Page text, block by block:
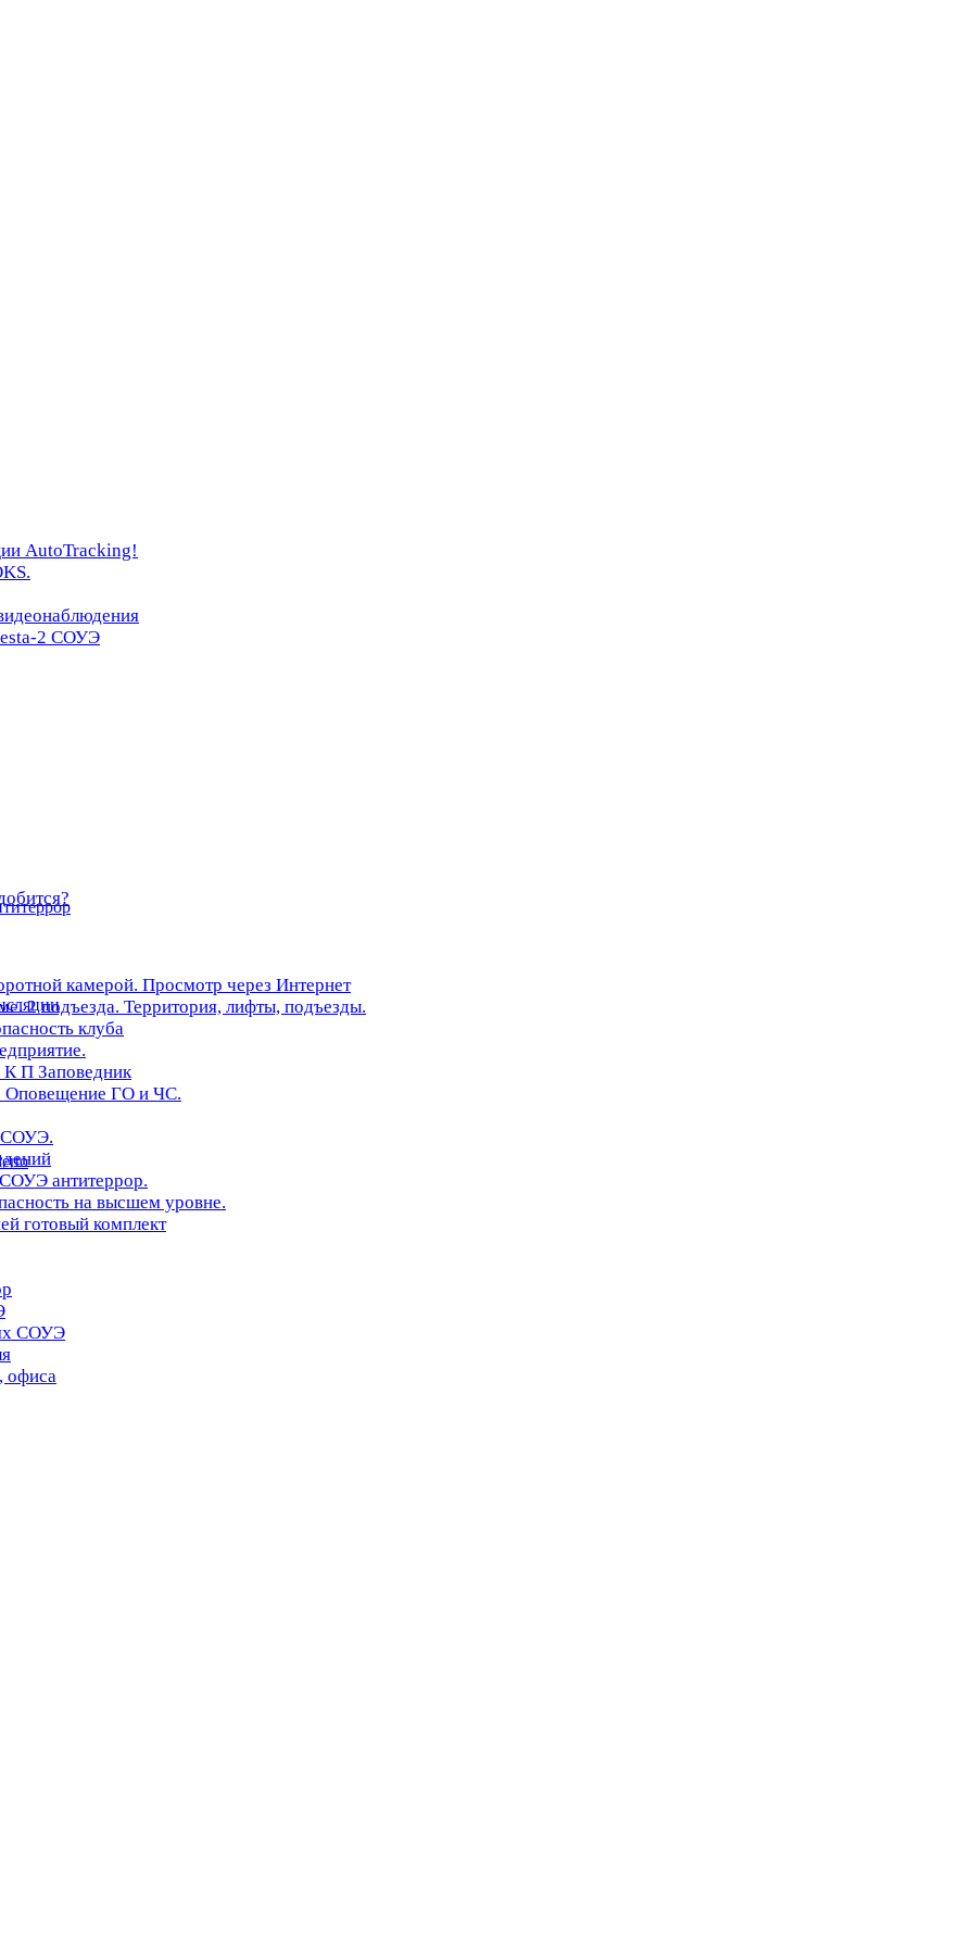
AutoTracking!
2 СОУЭ
камерой. Просмотр через Интернет
2 подъезда. Территория, лифты, подъезды.
клуба
П Заповедник
Оповещение ГО и ЧС.
СОУЭ.
антитеррор.
на высшем уровне.
готовый комплект
СОУЭ
офиса